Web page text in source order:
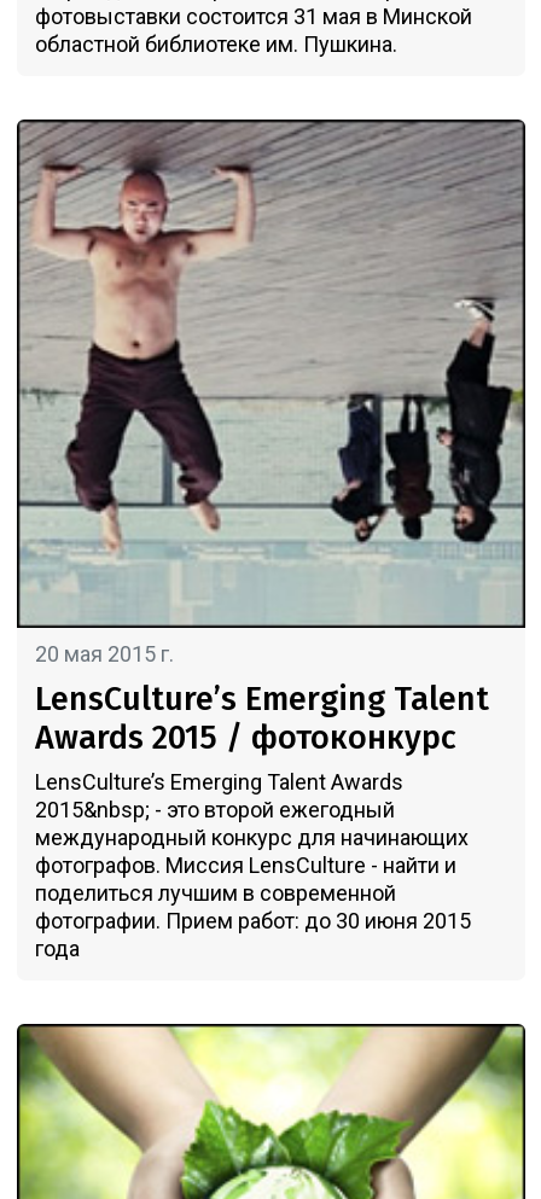
фотовыставки состоится 31 мая в Минской
областной библиотеке им. Пушкина.
20 мая 2015 г.
LensCulture’s Emerging Talent
Awards 2015 / фотоконкурс
LensCulture’s Emerging Talent Awards
2015&nbsp; - это второй ежегодный
международный конкурс для начинающих
фотографов. Миссия LensCulture - найти и
поделиться лучшим в современной
фотографии. Прием работ: до 30 июня 2015
года